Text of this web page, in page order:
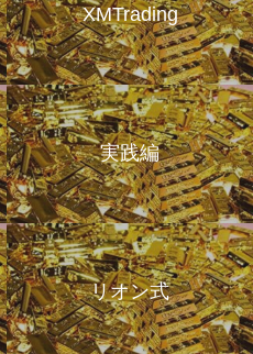
XMTrading
実践編
リオン式